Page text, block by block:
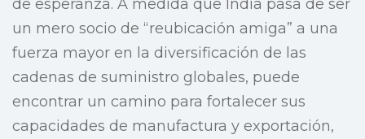
de esperanza. A medida que India pasa de ser
un mero socio de “reubicación amiga” a una
fuerza mayor en la diversificación de las
cadenas de suministro globales, puede
encontrar un camino para fortalecer sus
capacidades de manufactura y exportación,